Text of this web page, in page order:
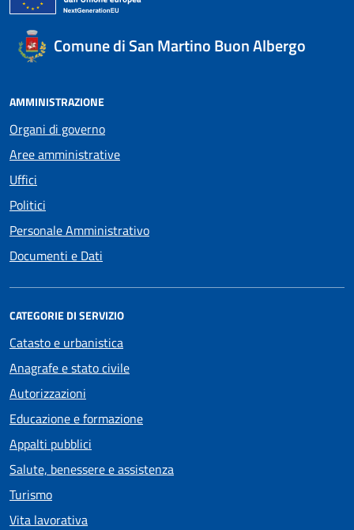
Comune di San Martino Buon Albergo
AMMINISTRAZIONE
Organi di governo
Aree amministrative
Uffici
Politici
Personale Amministrativo
Documenti e Dati
CATEGORIE DI SERVIZIO
Catasto e urbanistica
Anagrafe e stato civile
Autorizzazioni
Educazione e formazione
Appalti pubblici
Salute, benessere e assistenza
Turismo
Vita lavorativa